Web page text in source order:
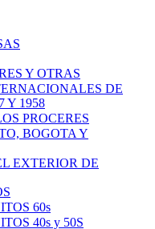
Y OTRAS
DE
Y 1958
PROCERES
BOGOTA Y
EXTERIOR DE
60s
40s y 50S